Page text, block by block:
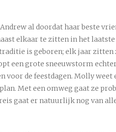
al doordat haar beste
elkaar te zitten in het laatste
is geboren; elk jaar zitten
een grote sneeuwstorm
voor de feestdagen. Molly weet
Met een omweg gaat ze
gaat er natuurlijk nog van